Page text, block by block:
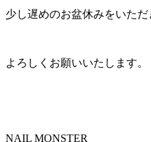
少し遅めのお盆休みをいた
よろしくお願いいたします
NAIL MONSTER